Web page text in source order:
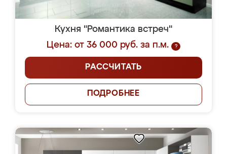
Кухня "Романтика встреч"
Цена: от 36 000 руб. за п.м.
?
РАССЧИТАТЬ
ПОДРОБНЕЕ